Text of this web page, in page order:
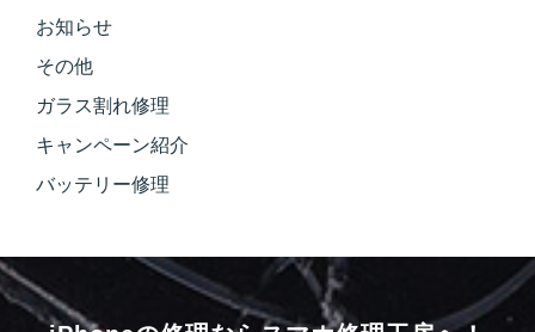
お知らせ
その他
ガラス割れ修理
キャンペーン紹介
バッテリー修理